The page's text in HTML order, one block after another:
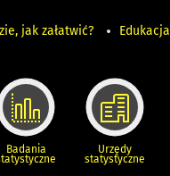
jak załatwić? Edukacja
Badania Urzędy
statystyczne